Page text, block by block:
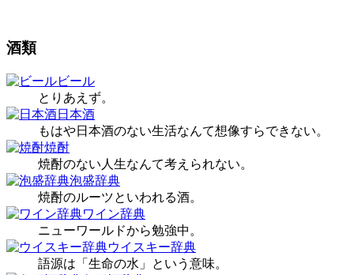
酒類
ビール
とりあえず。
日本酒
もはや日本酒のない生活なんて想像すらできない。
焼酎
焼酎のない人生なんて考えられない。
泡盛辞典
焼酎のルーツといわれる酒。
ワイン辞典
ニューワールドから勉強中。
ウイスキー辞典
語源は「生命の水」という意味。